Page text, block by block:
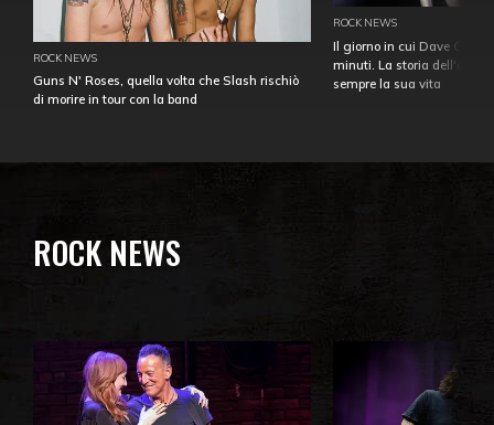
ROCK NEWS
Guns N' Roses, quella volta che Slash rischiò
di morire in tour con la band
ROCK NEWS
Il giorno in cui Dave
minuti. La storia
sempre la sua vita
ROCK NEWS